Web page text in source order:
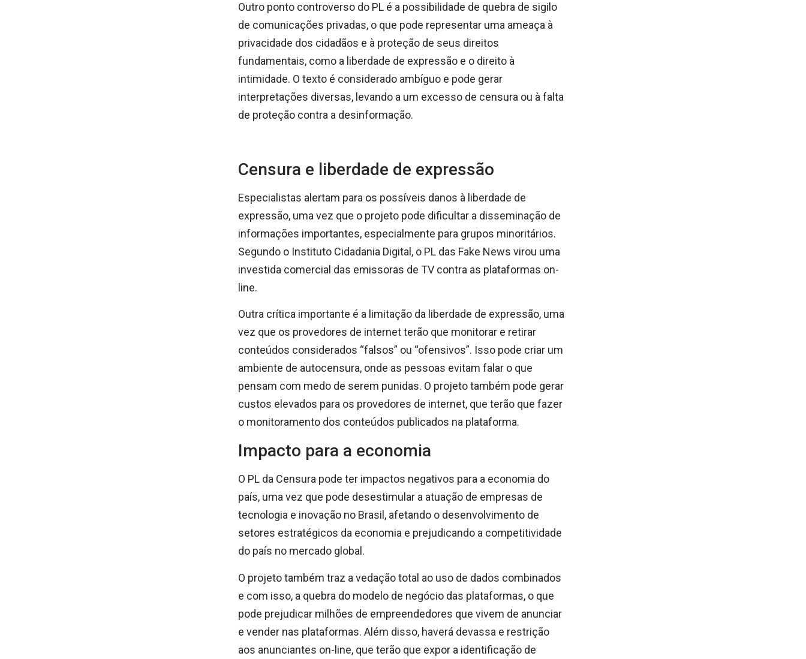
Outro ponto controverso do PL é a possibilidade de quebra de sigilo
de comunicações privadas, o que pode representar uma ameaça à
privacidade dos cidadãos e à proteção de seus direitos
fundamentais, como a liberdade de expressão e o direito à
intimidade. O texto é considerado ambíguo e pode gerar
interpretações diversas, levando a um excesso de censura ou à falta
de proteção contra a desinformação.
Censura e liberdade de expressão
Especialistas alertam para os possíveis danos à liberdade de
expressão, uma vez que o projeto pode dificultar a disseminação de
informações importantes, especialmente para grupos minoritários.
Segundo o Instituto Cidadania Digital, o PL das Fake News virou uma
investida comercial das emissoras de TV contra as plataformas on-
line.
Outra crítica importante é a limitação da liberdade de expressão, uma
vez que os provedores de internet terão que monitorar e retirar
conteúdos considerados “falsos” ou “ofensivos”. Isso pode criar um
ambiente de autocensura, onde as pessoas evitam falar o que
pensam com medo de serem punidas. O projeto também pode gerar
custos elevados para os provedores de internet, que terão que fazer
o monitoramento dos conteúdos publicados na plataforma.
Impacto para a economia
O PL da Censura pode ter impactos negativos para a economia do
país, uma vez que pode desestimular a atuação de empresas de
tecnologia e inovação no Brasil, afetando o desenvolvimento de
setores estratégicos da economia e prejudicando a competitividade
do país no mercado global.
O projeto também traz a vedação total ao uso de dados combinados
e com isso, a quebra do modelo de negócio das plataformas, o que
pode prejudicar milhões de empreendedores que vivem de anunciar
e vender nas plataformas. Além disso, haverá devassa e restrição
aos anunciantes on-line, que terão que expor a identificação de